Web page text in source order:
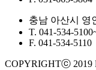
충남 아산시 영
T. 041-534-
F. 041-534-5110
COPYRIGHTⓒ 2019